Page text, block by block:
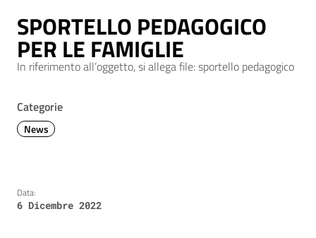
SPORTELLO PEDAGOGICO
PER LE FAMIGLIE
In riferimento all’oggetto, si allega file: sportello pedagogico
Categorie
News
Data:
6 Dicembre 2022